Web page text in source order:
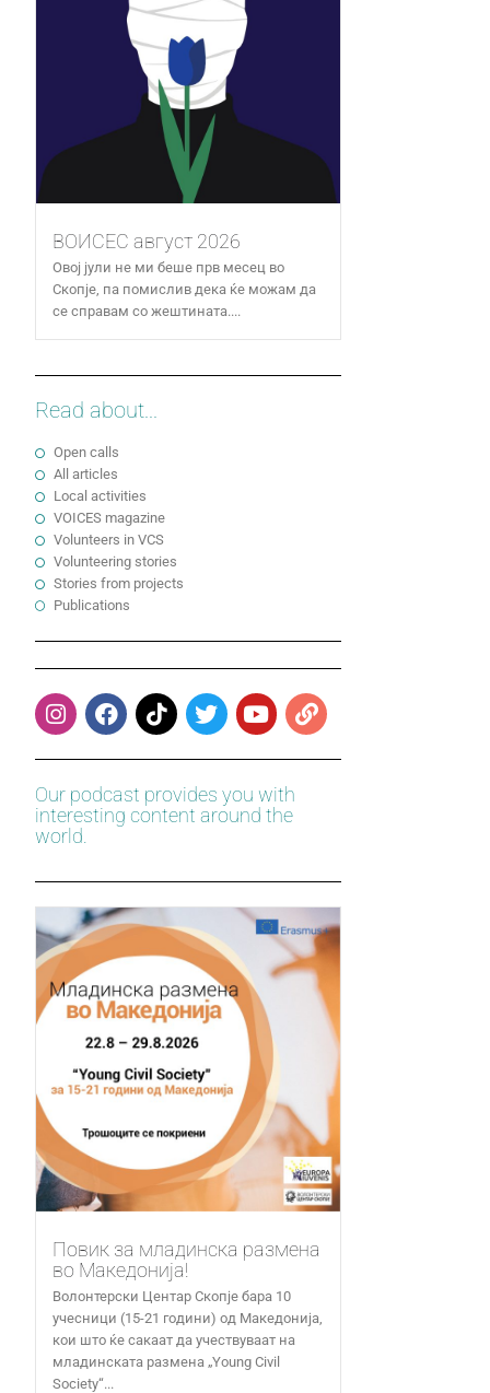
ВОИСЕС август 2026
Овој јули не ми беше прв месец во
Скопје, па помислив дека ќе можам да
се справам со жештината....
Read about...
Open calls
All articles
Local activities
VOICES magazine
Volunteers in VCS
Volunteering stories
Stories from projects
Publications
Our podcast provides you with
interesting content around the
world.
Повик за младинска размена
во Македонија!
Волонтерски Центар Скопје бара 10
учесници (15-21 години) од Македонија,
кои што ќе сакаат да учествуваат на
младинската размена „Young Civil
Society“...